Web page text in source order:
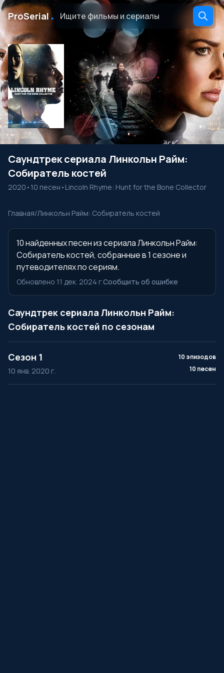
ProSerial․
Саундтрек сериала Линкольн Райм:
Собиратель костей
2020 • 10 песен • Lincoln Rhyme: Hunt for the Bone Collector
Главная/Линкольн Райм: Собиратель костей
10 найденных песен из сериала Линкольн Райм:
Собиратель костей, собранные в 1 сезоне и
путеводителях по сериям.
Обновлено 11 дек. 2024 г.Сообщить об ошибке
Саундтрек сериала Линкольн Райм:
Собиратель костей по сезонам
Сезон 1
10 янв. 2020 г.
10 эпизодов
10 песен